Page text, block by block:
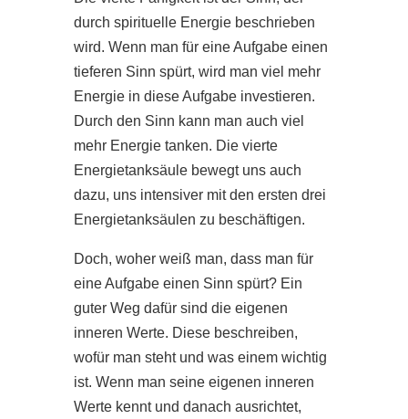
durch spirituelle Energie beschrieben
wird. Wenn man für eine Aufgabe einen
tieferen Sinn spürt, wird man viel mehr
Energie in diese Aufgabe investieren.
Durch den Sinn kann man auch viel
mehr Energie tanken. Die vierte
Energietanksäule bewegt uns auch
dazu, uns intensiver mit den ersten drei
Energietanksäulen zu beschäftigen.
Doch, woher weiß man, dass man für
eine Aufgabe einen Sinn spürt? Ein
guter Weg dafür sind die eigenen
inneren Werte. Diese beschreiben,
wofür man steht und was einem wichtig
ist. Wenn man seine eigenen inneren
Werte kennt und danach ausrichtet,